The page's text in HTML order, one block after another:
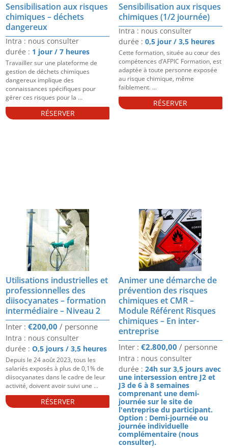
Sensibilisation aux risques
chimiques – déchets
dangereux
Intra : nous consulter
durée : 1 jour / 7 heures
Travailler sur une plateforme de
gestion de déchets chimiques
dangereux implique des
connaissances spécifiques pour
gérer ces risques pour la ...
RÉSERVER
Sensibilisation aux risques
chimiques (1/2 journée)
Intra : nous consulter
durée : 0,5 jour / 3,5 heures
Cette formation, située au cœur des
compétences d’AFPIC Formation, est
adaptée à toute personne exposée
au risque chimique, même
faiblement. ...
RÉSERVER
Utilisations industrielles et
professionnelles des
diisocyanates – formation
intermédiaire – Niveau 2
€200,00
Intra : nous consulter
durée :O,5 jours / 3,5 heures
Depuis le 24 août 2023, tous les
salariés exposés à plus de 0,1% de
diisocyanates dans le cadre de leur
activité, doivent avoir suivi une ...
RÉSERVER
Animer une démarche de
prévention des risques
chimiques et CMR –
Module Référent Risques
chimiques – En inter-
entreprise
€2.800,00
Intra : nous consulter
durée : 24h sur 3,5 jours avec
une intersession entre J2 et
J3 de 6 à 8 semaines
comprenant une demi-
journée sur le site de
l'entreprise du participant.
Option : Demi-journée ou
journée individuelle
complémentaire (nous
consulter).